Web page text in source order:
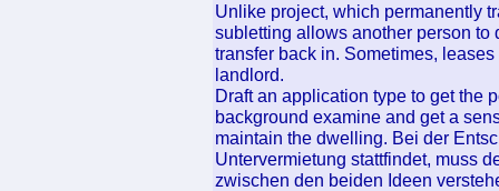
Unlike project, which permanently
subletting allows another person
transfer back in. Sometimes,
landlord.
Draft an application type to get the
background examine and get a
maintain the dwelling. Bei der
Untervermietung stattfindet, muss
zwischen den beiden Ideen